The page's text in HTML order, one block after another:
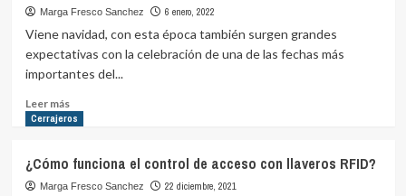
reciclar
elementos
seguridad?
Marga Fresco Sanchez 6 enero, 2022
Viene navidad, con esta época también surgen grandes
expectativas con la celebración de una de las fechas más
importantes del...
Leer másLeer
más
importancia
de
Cerrajeros
¿Cómo funciona el control de acceso con llaveros RFID?
Marga Fresco Sanchez 22 diciembre, 2021